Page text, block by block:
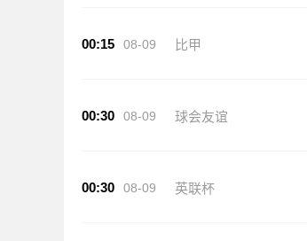
00:15 08-09 比甲
00:30 08-09 球会友谊
00:30 08-09 英联杯